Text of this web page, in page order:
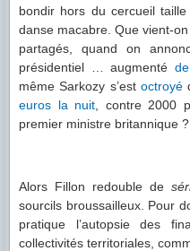
bondir hors du cercueil taille
danse macabre. Que vient-
partagés, quand on
présidentiel … augmenté
même Sarkozy s’est octroyé
euros la nuit , contre 2000
premier ministre britannique ?
Alors Fillon redouble de
sourcils broussailleux. Pour
pratique l’autopsie des
collectivités territoriales,